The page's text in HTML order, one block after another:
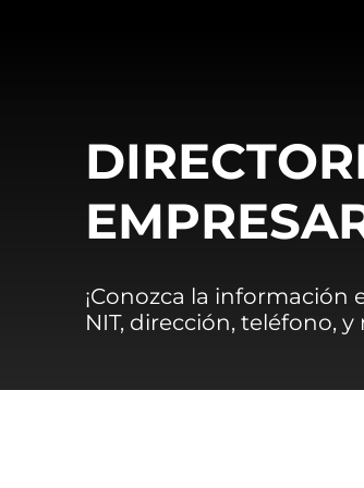
¡Conozca la información
NIT, dirección, teléfono,